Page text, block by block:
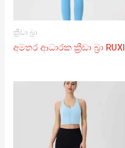
ක්‍රීඩා බ්‍රා
අමතර ආධාරක ක්‍රීඩා බ්‍රා RUXI